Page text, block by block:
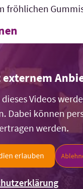
fröhlichen
Videos
Dabei können
werden.
erlauben